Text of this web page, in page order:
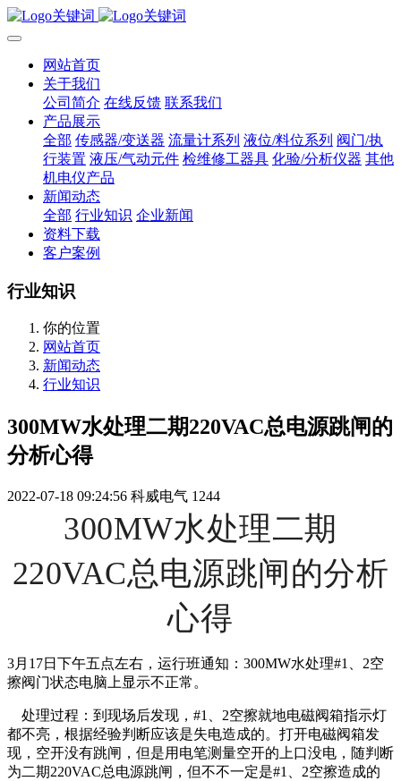
网站首页
关于我们
公司简介 在线反馈 联系我们
产品展示
全部 传感器/变送器 流量计系列 液位/料位系列 阀门/执
行装置 液压/气动元件 检维修工器具 化验/分析仪器 其他
机电仪产品
新闻动态
全部 行业知识 企业新闻
资料下载
客户案例
行业知识
你的位置
网站首页
新闻动态
行业知识
300MW水处理二期220VAC总电源跳闸的
分析心得
2022-07-18 09:24:56 科威电气 1244
300MW水处理二期
220VAC总电源跳闸的分析
心得
3月17日下午五点左右，运行班通知：300MW水处理#1、2空
擦阀门状态电脑上显示不正常。
处理过程：到现场后发现，#1、2空擦就地电磁阀箱指示灯
都不亮，根据经验判断应该是失电造成的。打开电磁阀箱发
现，空开没有跳闸，但是用电笔测量空开的上口没电，随判断
为二期220VAC总电源跳闸，但不不一定是#1、2空擦造成的